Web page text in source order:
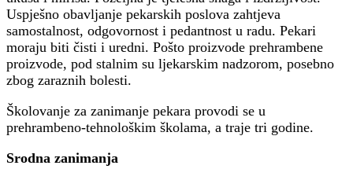
Uspješno obavljanje pekarskih poslova zahtjeva
samostalnost, odgovornost i pedantnost u radu. Pekari
moraju biti čisti i uredni. Pošto proizvode prehrambene
proizvode, pod stalnim su ljekarskim nadzorom, posebno
zbog zaraznih bolesti.
Školovanje za zanimanje pekara provodi se u
prehrambeno-tehnološkim školama, a traje tri godine.
Srodna zanimanja